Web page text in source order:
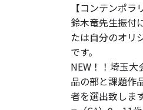
【コンテンポラ
鈴木竜先生振付
たは自分のオリ
です。
NEW！！埼玉
品の部と課題作
者を選出致します